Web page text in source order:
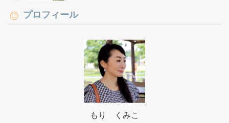
プロフィール
もり くみこ